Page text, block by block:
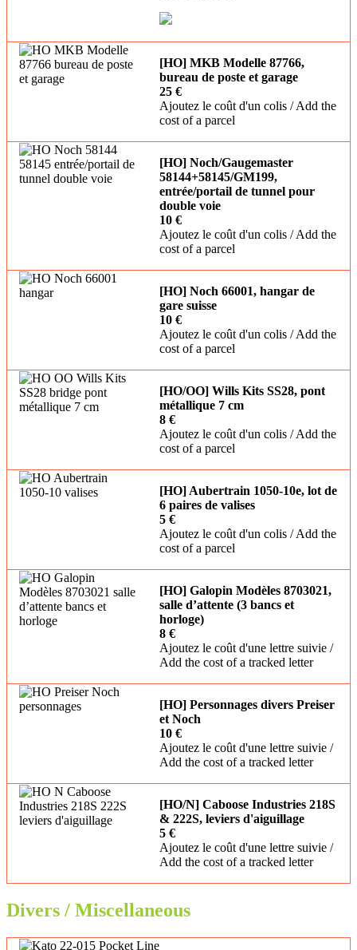
[HO] MKB Modelle 87766,
bureau de poste et garage
25 €
Ajoutez le coût d'un colis / Add the
cost of a parcel
[HO] Noch/Gaugemaster
58144+58145/GM199,
entrée/portail de tunnel pour
double voie
10 €
Ajoutez le coût d'un colis / Add the
cost of a parcel
[HO] Noch 66001, hangar de
gare suisse
10 €
Ajoutez le coût d'un colis / Add the
cost of a parcel
[HO/OO] Wills Kits SS28, pont
métallique 7 cm
8 €
Ajoutez le coût d'un colis / Add the
cost of a parcel
[HO] Aubertrain 1050-10e, lot de
6 paires de valises
5 €
Ajoutez le coût d'un colis / Add the
cost of a parcel
[HO] Galopin Modèles 8703021,
salle d’attente (3 bancs et
horloge)
8 €
Ajoutez le coût d'une lettre suivie /
Add the cost of a tracked letter
[HO] Personnages divers Preiser
et Noch
10 €
Ajoutez le coût d'une lettre suivie /
Add the cost of a tracked letter
[HO/N] Caboose Industries 218S
& 222S, leviers d'aiguillage
5 €
Ajoutez le coût d'une lettre suivie /
Add the cost of a tracked letter
Divers / Miscellaneous